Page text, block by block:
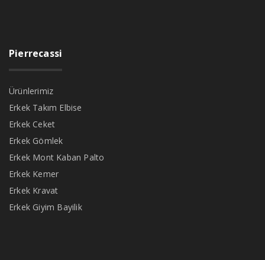
Pierrecassi
Ürünlerimiz
Erkek Takım Elbise
Erkek Ceket
Erkek Gömlek
Erkek Mont Kaban Palto
Erkek Kemer
Erkek Kravat
Erkek Giyim Bayilik